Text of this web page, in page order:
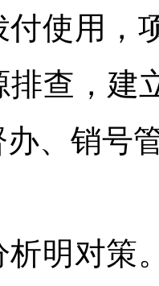
付使用，
排查，建
、销号
对策。